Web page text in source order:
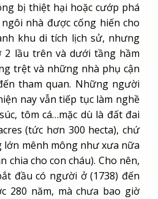
bị thiệt hại hoặc cướp phá
ngôi nhà được cống hiến cho
khu di tích lịch sử, nhưng
2 lầu trên và dưới tầng hầm
trệt và những nhà phụ cận
tham quan. Những người
nay vẫn tiếp tục làm nghề
tôm cá…mặc dù là đất đai
(tức hơn 300 hecta), chứ
mênh mông như xưa nữa
chia cho con cháu). Cho nên,
đầu có người ở (1738) đến
280 năm, mà chưa bao giờ